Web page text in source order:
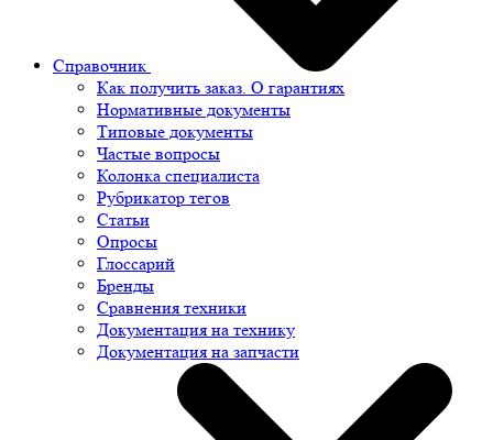
Справочник
Как получить заказ. О гарантиях
Нормативные документы
Типовые документы
Частые вопросы
Колонка специалиста
Рубрикатор тегов
Статьи
Опросы
Глоссарий
Бренды
Сравнения техники
Документация на технику
Документация на запчасти